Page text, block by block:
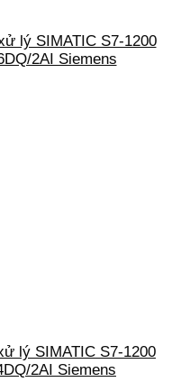
lý SIMATIC S7-1200
2AI Siemens
lý SIMATIC S7-1200
2AI Siemens